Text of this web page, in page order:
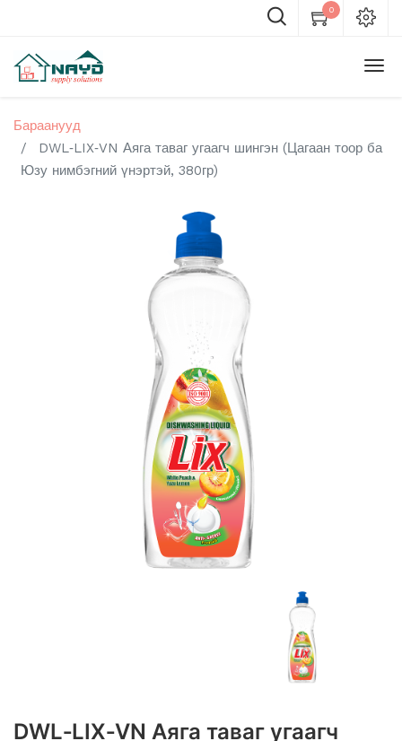
0
Бараанууд
DWL‑LIX‑VN Аяга таваг угаагч шингэн (Цагаан тоор ба
Юзу нимбэгний үнэртэй, 380гр)
DWL‑LIX‑VN Аяга таваг угаагч